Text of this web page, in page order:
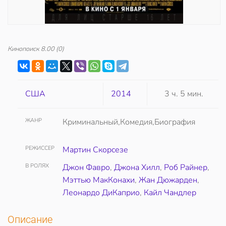
Кинопоиск 8.00(0)
США 2014 3 ч. 5 мин.
ЖАНР Криминальный,Комедия,Биография
РЕЖИССЕР Мартин Скорсезе
В РОЛЯХ Джон Фавро, Джона Хилл, Роб Райнер,
Мэттью МакКонахи, Жан Дюжарден,
Леонардо ДиКаприо, Кайл Чандлер
Описание